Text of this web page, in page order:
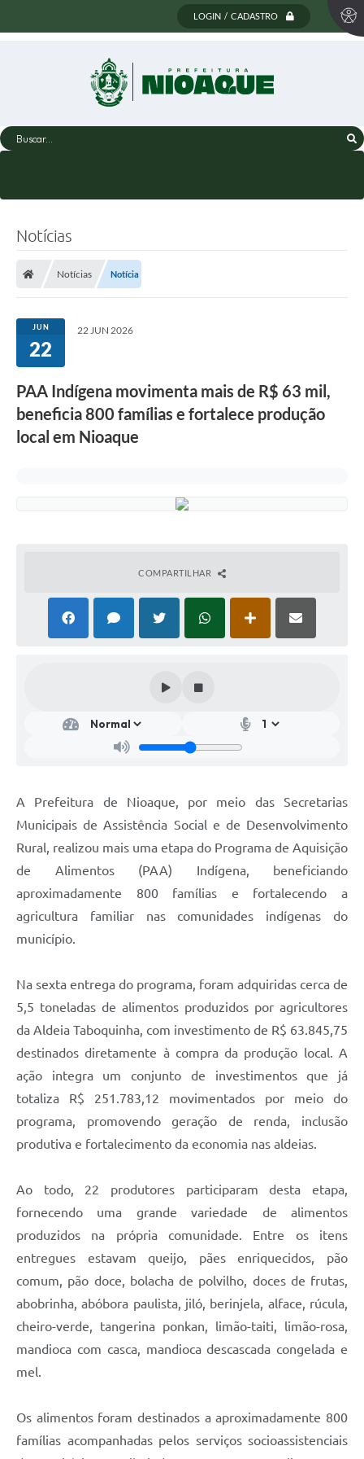
LOGIN / CADASTRO
Buscar...
Notícias
Notícias Notícia
JUN
22
22 JUN 2026
PAA Indígena movimenta mais de R$ 63 mil,
beneficia 800 famílias e fortalece produção
local em Nioaque
COMPARTILHAR
A Prefeitura de Nioaque, por meio das Secretarias
Municipais de Assistência Social e de Desenvolvimento
Rural, realizou mais uma etapa do Programa de Aquisição
de Alimentos (PAA) Indígena, beneficiando
aproximadamente 800 famílias e fortalecendo a
agricultura familiar nas comunidades indígenas do
município.
Na sexta entrega do programa, foram adquiridas cerca de
5,5 toneladas de alimentos produzidos por agricultores
da Aldeia Taboquinha, com investimento de R$ 63.845,75
destinados diretamente à compra da produção local. A
ação integra um conjunto de investimentos que já
totaliza R$ 251.783,12 movimentados por meio do
programa, promovendo geração de renda, inclusão
produtiva e fortalecimento da economia nas aldeias.
Ao todo, 22 produtores participaram desta etapa,
fornecendo uma grande variedade de alimentos
produzidos na própria comunidade. Entre os itens
entregues estavam queijo, pães enriquecidos, pão
comum, pão doce, bolacha de polvilho, doces de frutas,
abobrinha, abóbora paulista, jiló, berinjela, alface, rúcula,
cheiro-verde, tangerina ponkan, limão-taiti, limão-rosa,
mandioca com casca, mandioca descascada congelada e
mel.
Os alimentos foram destinados a aproximadamente 800
famílias acompanhadas pelos serviços socioassistenciais